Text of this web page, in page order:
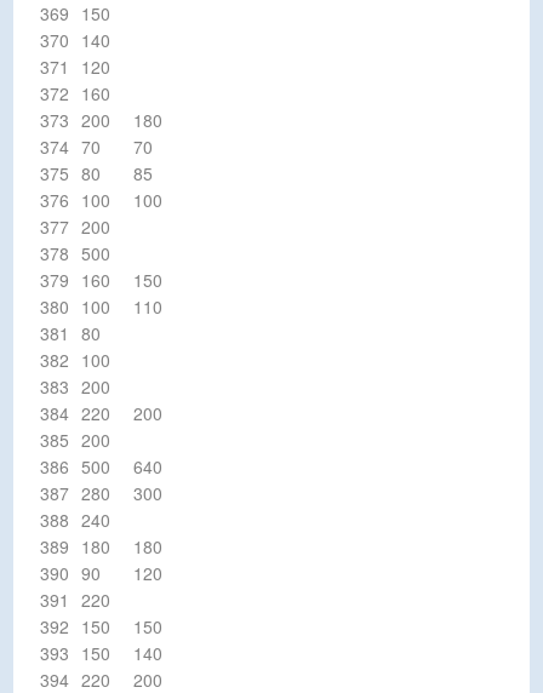
369 150
370 140
371
120
372 160
373 200
180
374 70
70
375 80
85
376 100
100
377 200
378 500
379 160
150
380 100
110
381
80
382 100
383 200
384 220
200
385 200
386 500
640
387 280
300
388 240
389 180
180
390 90
120
391
220
392 150
150
393 150
140
394 220
200